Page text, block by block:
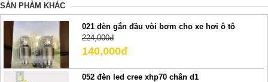
SẢN PHẢM KHÁC
021 đèn gắn đầu vòi bơm cho xe hơi ô tô
224,000đ
140,000đ
052 đèn led cree xhp70 chân d1